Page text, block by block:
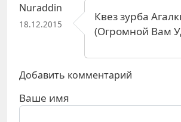
Nuraddin
18.12.2015
Квез зурба
(Огромной Вам
Добавить комментарий
Ваше имя